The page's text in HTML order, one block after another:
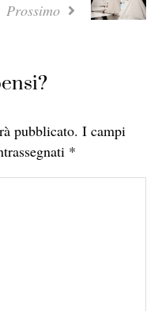
Prossimo
pubblicato. I campi
*